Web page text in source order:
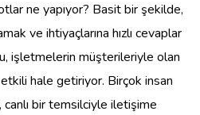
ne yapıyor? Basit bir şekilde,
ve ihtiyaçlarına hızlı cevaplar
işletmelerin müşterileriyle olan
hale getiriyor. Birçok insan
bir temsilciyle iletişime